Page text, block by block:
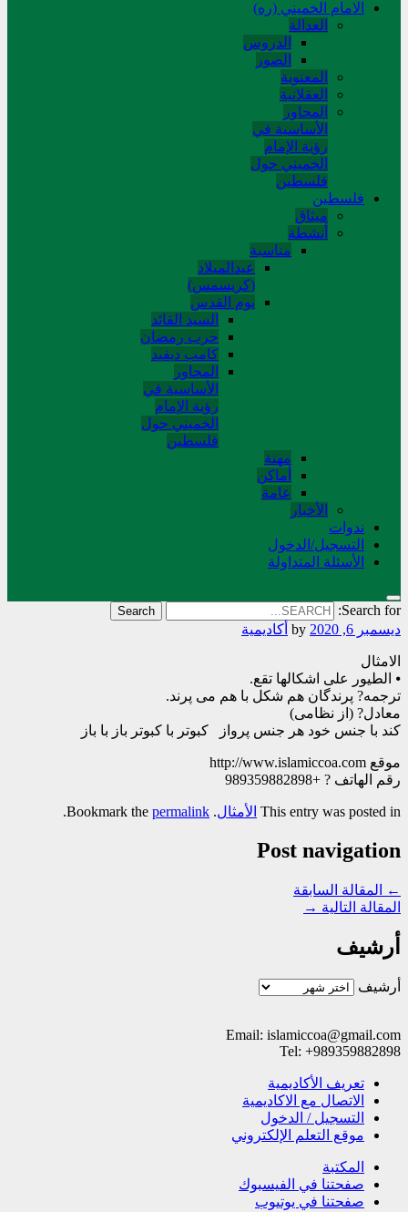
الامام الخميني (ره)
العدالة
الدروس
الصور
المعنوية
العقلانية
المحاور
الأساسیة في
رؤیة الإمام
الخمیني حول
فلسطین
فلسطین
میثاق
أنشطة
مناسبة
عیدالمیلاد
(کریسمس)
یوم القدس
السید القائد
حرب رمضان
کامب دیفید
المحاور
الأساسية في
رؤية الإمام
الخميني حول
فلسطین
مهنة
أماکن
عامة
الأخبار
ندوات
التسجیل/الدخول
الأسئلة المتداولة
Search for:
ديسمبر 6, 2020
أکادیمیة
الامثال
⦁ الطيور على اشكالها تقع.
ترجمه? پرندگان هم شکل با هم می پرند.
معادل? (از نظامی)
کند با جنس خود هر جنس پرواز کبوتر با کبوتر باز با باز
موقع http://www.islamiccoa.com
رقم الهاتف ? +989359882898
This entry was posted in الأمثال. Bookmark the
permalink
.
Post navigation
←
المقالة السابقة
المقالة التالية →
أرشيف
أرشيف
Email: islamiccoa@gmail.com
Tel: +989359882898
تعریف الأکادیمیة
الاتصال مع الاکادیمیة
التسجیل / الدخول
موقع التعلم الإلکتروني
المکتبة
صفحتنا في الفيسبوك
صفحتنا في یوتیوب